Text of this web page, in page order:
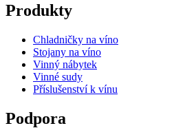
Produkty
Chladničky na víno
Stojany na víno
Vinný nábytek
Vinné sudy
Příslušenství k vínu
Podpora